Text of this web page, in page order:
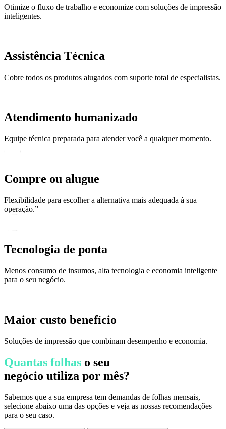
Otimize o fluxo de trabalho e economize com soluções de impressão
inteligentes.
Assistência Técnica
Cobre todos os produtos alugados com suporte total de especialistas.
Atendimento humanizado
Equipe técnica preparada para atender você a qualquer momento.
Compre ou alugue
Flexibilidade para escolher a alternativa mais adequada à sua
operação.”
Tecnologia de ponta
Menos consumo de insumos, alta tecnologia e economia inteligente
para o seu negócio.
Maior custo benefício
Soluções de impressão que combinam desempenho e economia.
Quantas folhas o seu
negócio utiliza por mês?
Sabemos que a sua empresa tem demandas de folhas mensais,
selecione abaixo uma das opções e veja as nossas recomendações
para o seu caso.